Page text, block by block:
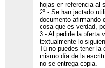
hojas en referencia al
2º.- Se han jactado
documento afirmando
cosa que es verdad,
3.- Al pedirle la oferta
textualmente lo
Tú no puedes tener la
mismo día de la
no se entrega copia.